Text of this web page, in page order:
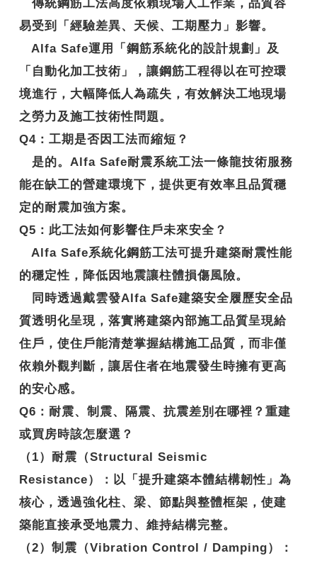
傳統鋼筋工法高度依賴現場人工作業，品質容
易受到「經驗差異、天候、工期壓力」影響。
Alfa Safe運用「鋼筋系統化的設計規劃」及
「自動化加工技術」，讓鋼筋工程得以在可控環
境進行，大幅降低人為疏失，有效解決工地現場
之勞力及施工技術性問題。
Q4：工期是否因工法而縮短？
是的。Alfa Safe耐震系統工法一條龍技術服務
能在缺工的營建環境下，提供更有效率且品質穩
定的耐震加強方案。
Q5 ：此工法如何影響住戶未來安全？
Alfa Safe系統化鋼筋工法可提升建築耐震性能
的穩定性，降低因地震讓柱體損傷風險。
同時透過戴雲發Alfa Safe建築安全履歷安全品
質透明化呈現，落實將建築內部施工品質呈現給
住戶，使住戶能清楚掌握結構施工品質，而非僅
依賴外觀判斷，讓居住者在地震發生時擁有更高
的安心感。
Q6 ：耐震、制震、隔震、抗震差別在哪裡？重建
或買房時該怎麼選？
（1）耐震（Structural Seismic
Resistance）：以「提升建築本體結構韌性」為
核心，透過強化柱、梁、節點與整體框架，使建
築能直接承受地震力、維持結構完整。
（2）制震（Vibration Control / Damping）：